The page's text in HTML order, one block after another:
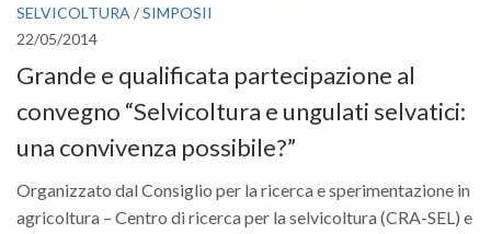
Credits
SELVICOLTURA /SIMPOSII
22/05/2014
Grande e qualificata partecipazione al
convegno “Selvicoltura e ungulati selvatici:
una convivenza possibile?”
Organizzato dal Consiglio per la ricerca e sperimentazione in
agricoltura – Centro di ricerca per la selvicoltura (CRA-SEL) e